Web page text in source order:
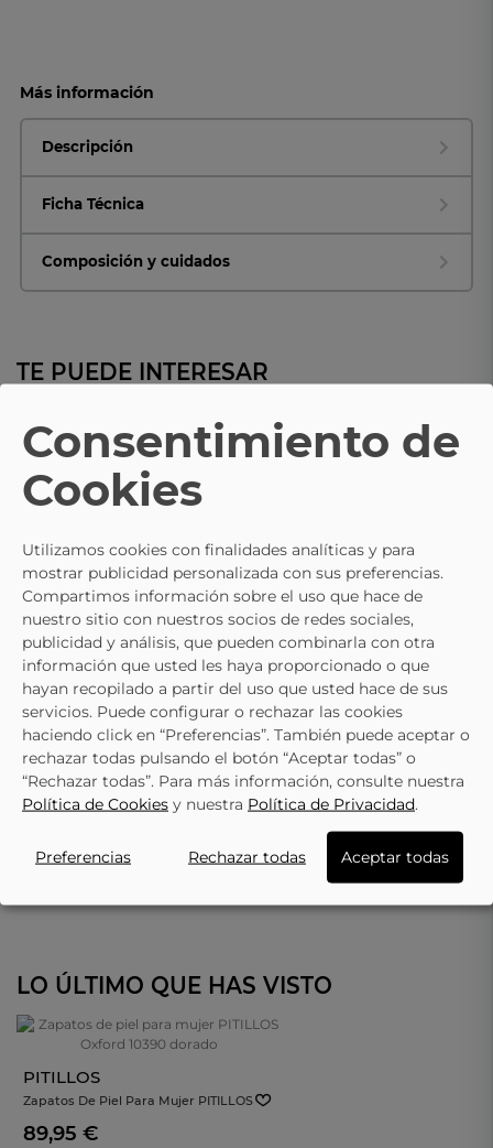
Más información
Descripción
Ficha Técnica
Composición y cuidados
TE PUEDE INTERESAR
PITILLOS
Mocasines De Piel Para Mujer
PITILLOS 10760 Negro
PITILLOS
LO ÚLTIMO QUE HAS VISTO
PITILLOS
Zapatos De Piel Para Mujer PITILLOS
Oxford 10390 Dorado
89,95 €
Consentimiento de
Cookies
Utilizamos cookies con finalidades analíticas y para
mostrar publicidad personalizada con sus preferencias.
Compartimos información sobre el uso que hace de
nuestro sitio con nuestros socios de redes sociales,
publicidad y análisis, que pueden combinarla con otra
información que usted les haya proporcionado o que
hayan recopilado a partir del uso que usted hace de sus
servicios. Puede configurar o rechazar las cookies
haciendo click en “Preferencias”. También puede aceptar o
rechazar todas pulsando el botón “Aceptar todas” o
“Rechazar todas”. Para más información, consulte nuestra
Política de Cookies y nuestra Política de Privacidad.
Preferencias Rechazar todas Aceptar todas